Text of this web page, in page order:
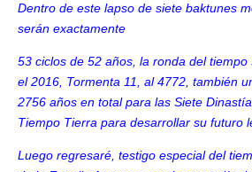
Dentro de este lapso de siete baktunes
serán exactamente
53 ciclos de 52 años, la ronda del
el 2016, Tormenta 11, al 4772, también
2756 años en total para las Siete
Tiempo Tierra para desarrollar su futuro
Luego regresaré, testigo especial del